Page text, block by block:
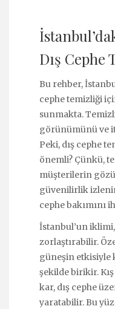
Dış
Bu rehber,
cephe temizliği
sunmakta.
görünümünü ve
Peki, dış cephe
önemli? Çünkü,
müşterilerin
güvenilirlik
cephe bakımını
İstanbul’un
zorlaştırabilir.
güneşin etkisiyle
şekilde birikir.
kar, dış cephe
yaratabilir. Bu